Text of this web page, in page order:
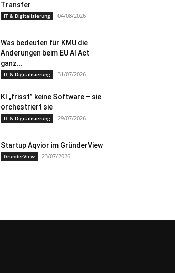
Transfer
IT & Digitalisierung 04/08/2026
Was bedeuten für KMU die
Änderungen beim EU AI Act
ganz...
IT & Digitalisierung 31/07/2026
KI „frisst” keine Software – sie
orchestriert sie
IT & Digitalisierung 29/07/2026
Startup Aqvior im GründerView
GründerView 23/07/2026